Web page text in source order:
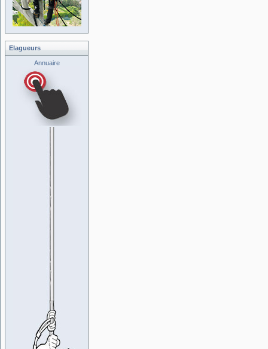
Elagueurs
Annuaire